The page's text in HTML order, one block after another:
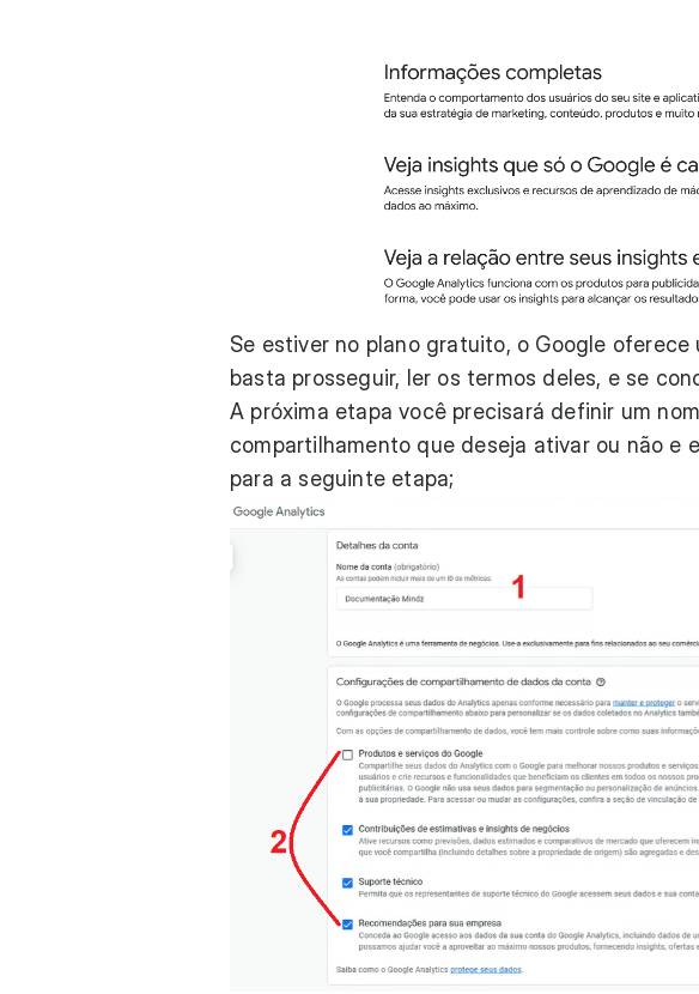
Se estiver no plano gratuito, o Google
basta prosseguir, ler os termos deles, e se
A próxima etapa você precisará definir um
compartilhamento que deseja ativar ou não e
para a seguinte etapa;